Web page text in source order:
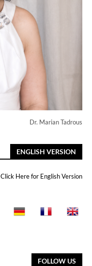
Dr. Marian Tadrous
ENGLISH VERSION
Click Here for English Version
FOLLOW US